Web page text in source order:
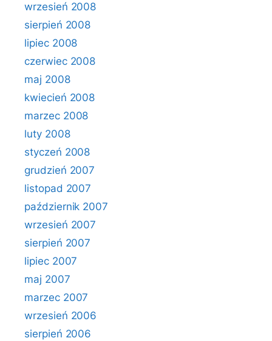
wrzesień 2008
sierpień 2008
lipiec 2008
czerwiec 2008
maj 2008
kwiecień 2008
marzec 2008
luty 2008
styczeń 2008
grudzień 2007
listopad 2007
październik 2007
wrzesień 2007
sierpień 2007
lipiec 2007
maj 2007
marzec 2007
wrzesień 2006
sierpień 2006